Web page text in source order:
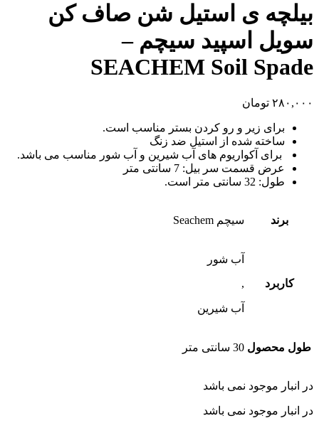
بیلچه ی استیل شن صاف کن
سویل اسپید سیچم –
SEACHEM Soil Spade
۲۸۰,۰۰۰ تومان
برای زیر و رو کردن بستر مناسب است.
ساخته شده از استیل ضد زنگ
برای آکواریوم های آب شیرین و آب شور مناسب می باشد.
عرض قسمت سر بیل: 7 سانتی متر
طول: 32 سانتی متر است.
برند سیچم Seachem
کاربرد
آب شور
,
آب شیرین
طول محصول 30 سانتی متر
در انبار موجود نمی باشد
در انبار موجود نمی باشد